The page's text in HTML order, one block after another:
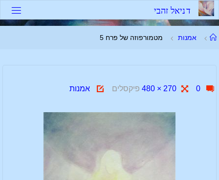
דלגו
לתוכן
דניאל זהבי
עמודאמנות מטמורפוזה של פרח 5
0
גודל270 × 480 פיקסלים אמנות